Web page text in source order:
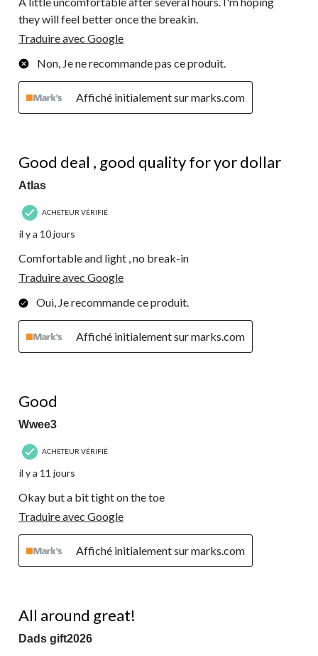
they will feel better once the breakin.
Traduire avec Google
Non, Je ne recommande pas ce produit.
Affiché initialement sur marks.com
Good deal , good quality for yor dollar
Atlas
ACHETEUR VÉRIFIÉ
il y a 10 jours
Comfortable and light , no break-in
Traduire avec Google
Oui, Je recommande ce produit.
Affiché initialement sur marks.com
Good
Wwee3
ACHETEUR VÉRIFIÉ
il y a 11 jours
Okay but a bit tight on the toe
Traduire avec Google
Affiché initialement sur marks.com
All around great!
Dads gift2026